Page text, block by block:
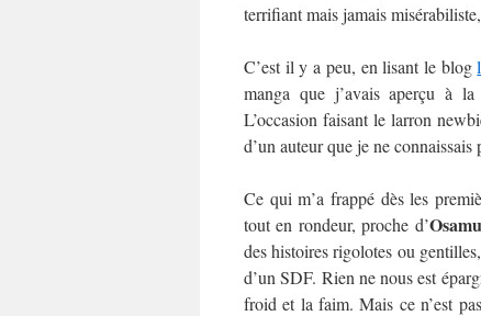
terrifiant mais jamais
C’est il y a peu, en lisant le blog
manga que j’avais aperçu à
L’occasion faisant le larron
d’un auteur que je ne
Ce qui m’a frappé dès les
tout en rondeur, proche d’
des histoires rigolotes ou
d’un SDF. Rien ne nous est
froid et la faim. Mais ce n’est